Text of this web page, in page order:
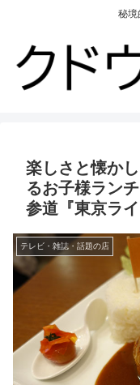
秘境
楽しさと懐か
るお子様ラン
参道『東京ライ
テレビ・雑誌・話題の店